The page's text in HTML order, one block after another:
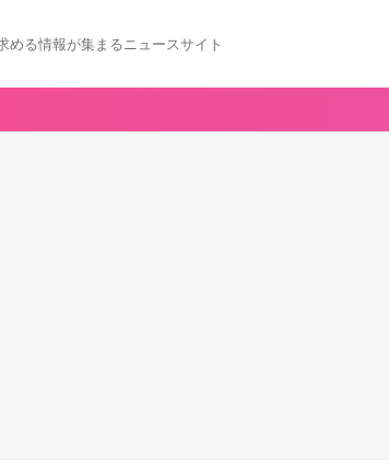
める情報が集まるニュースサイト